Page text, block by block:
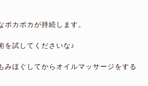
ポカポカが持続します。
を試してくださいな♪
みほぐしてからオイルマッサージをする